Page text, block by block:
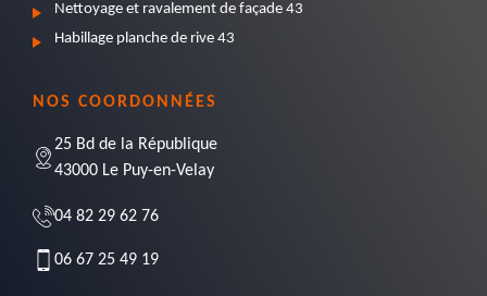
Nettoyage et ravalement de façade 43
Habillage planche de rive 43
NOS COORDONNÉES
25 Bd de la République
43000 Le Puy-en-Velay
04 82 29 62 76
06 67 25 49 19